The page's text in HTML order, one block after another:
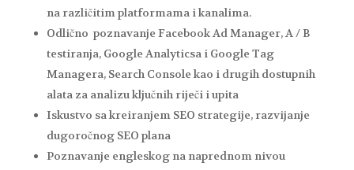
na različitim platformama i kanalima.
Odlično poznavanje Facebook Ad Manager, A / B
testiranja, Google Analyticsa i Google Tag
Managera, Search Console kao i drugih dostupnih
alata za analizu ključnih riječi i upita
Iskustvo sa kreiranjem SEO strategije, razvijanje
dugoročnog SEO plana
Poznavanje engleskog na naprednom nivou